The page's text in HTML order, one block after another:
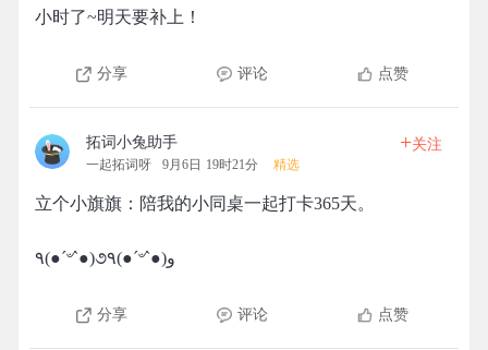
小时了~明天要补上！
分享 评论 点赞
拓词小兔助手
一起拓词呀 9月6日 19时21分 精选
+关注
立个小旗旗：陪我的小同桌一起打卡365天。
٩(●´৺`●)૭٩(●´৺`●)و
分享 评论 点赞